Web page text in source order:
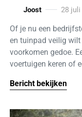
Joost 28 juli
Of je nu een
en tuinpad veilig
voorkomen gedoe.
voertuigen keren of
Bericht bekijken